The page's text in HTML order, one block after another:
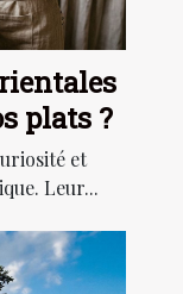
plats ?
et
Leur...